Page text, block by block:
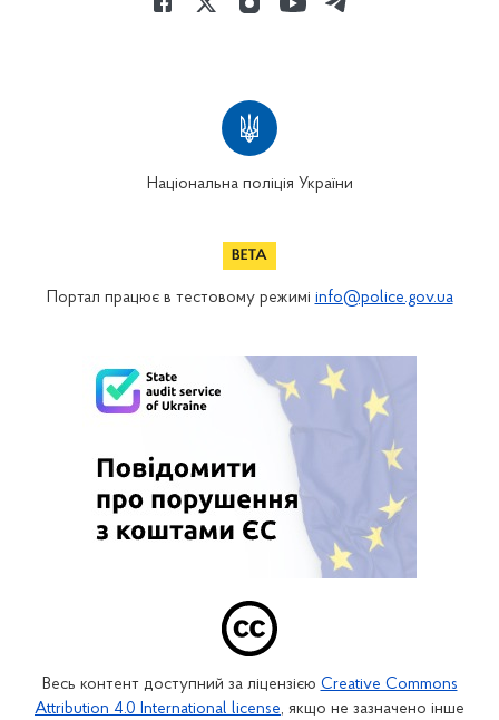
Національна поліція України
Портал працює в тестовому режимі info@police.gov.ua
Весь контент доступний за ліцензією Creative Commons
Attribution 4.0 International license, якщо не зазначено інше